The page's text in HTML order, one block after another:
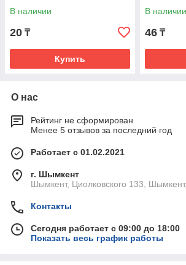
В наличии
20 ₸
Купить
В наличии
46 ₸
О нас
Рейтинг не сформирован
Менее 5 отзывов за последний год
Работает с 01.02.2021
г. Шымкент
Шымкент, Циолковского 133,
Контакты
Сегодня работает с 09:00 до 18:00
Показать весь график работы